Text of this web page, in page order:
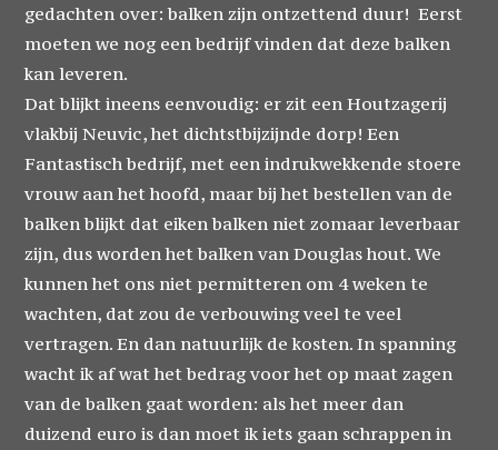
gedachten over: balken zijn ontzettend duur! Eerst
moeten we nog een bedrijf vinden dat deze balken
kan leveren.
Dat blijkt ineens eenvoudig: er zit een Houtzagerij
vlakbij Neuvic, het dichtstbijzijnde dorp! Een
Fantastisch bedrijf, met een indrukwekkende stoere
vrouw aan het hoofd, maar bij het bestellen van de
balken blijkt dat eiken balken niet zomaar leverbaar
zijn, dus worden het balken van Douglas hout. We
kunnen het ons niet permitteren om 4 weken te
wachten, dat zou de verbouwing veel te veel
vertragen. En dan natuurlijk de kosten. In spanning
wacht ik af wat het bedrag voor het op maat zagen
van de balken gaat worden: als het meer dan
duizend euro is dan moet ik iets gaan schrappen in